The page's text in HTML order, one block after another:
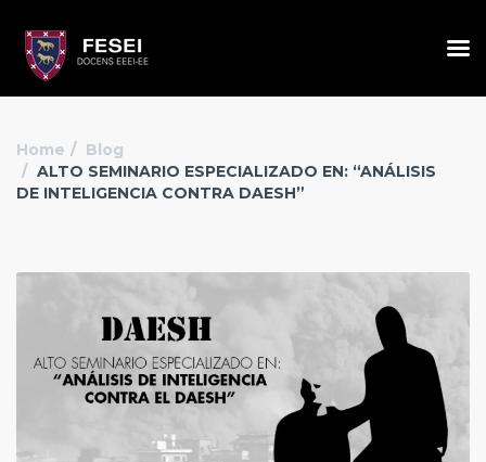
Home
Blog
ALTO SEMINARIO ESPECIALIZADO EN: “ANÁLISIS
DE INTELIGENCIA CONTRA DAESH”